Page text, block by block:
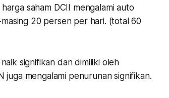
saham DCII mengalami auto
20 persen per hari. (total 60
signifikan dan dimiliki oleh
juga mengalami penurunan signifikan.